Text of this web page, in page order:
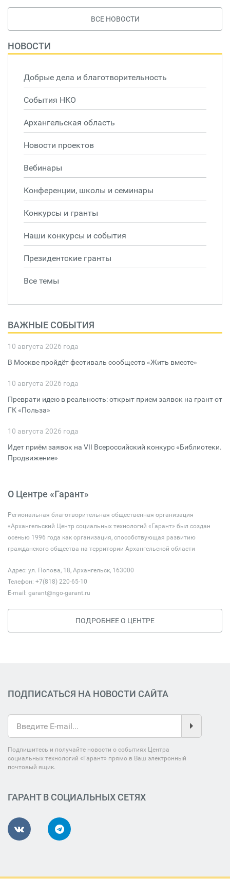
ВСЕ НОВОСТИ
НОВОСТИ
Добрые дела и благотворительность
События НКО
Архангельская область
Новости проектов
Вебинары
Конференции, школы и семинары
Конкурсы и гранты
Наши конкурсы и события
Президентские гранты
Все темы
ВАЖНЫЕ СОБЫТИЯ
10 августа 2026 года
В Москве пройдёт фестиваль сообществ «Жить вместе»
10 августа 2026 года
Преврати идею в реальность: открыт прием заявок на грант от
ГК «Польза»
10 августа 2026 года
Идет приём заявок на VII Всероссийский конкурс «Библиотеки.
Продвижение»
О Центре «Гарант»
Региональная благотворительная общественная организация
«Архангельский Центр социальных технологий «Гарант» был создан
осенью 1996 года как организация, способствующая развитию
гражданского общества на территории Архангельской области
Адрес: ул. Попова, 18, Архангельск, 163000
Телефон: +7(818) 220-65-10
E-mail: garant@ngo-garant.ru
ПОДРОБНЕЕ О ЦЕНТРЕ
ПОДПИСАТЬСЯ НА НОВОСТИ САЙТА
Подпишитесь и получайте новости о событиях Центра
социальных технологий «Гарант» прямо в Ваш электронный
почтовый ящик.
ГАРАНТ В СОЦИАЛЬНЫХ СЕТЯХ